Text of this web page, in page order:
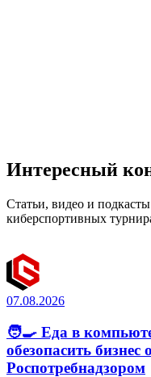
Интересный
Статьи, видео и
киберспортивных
07.08.2026
🧑‍🍳 Еда в
обезопасить бизнес
Роспотребнадзором